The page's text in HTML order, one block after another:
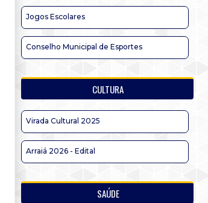
Jogos Escolares
Conselho Municipal de Esportes
CULTURA
Virada Cultural 2025
Arraiá 2026 - Edital
SAÚDE